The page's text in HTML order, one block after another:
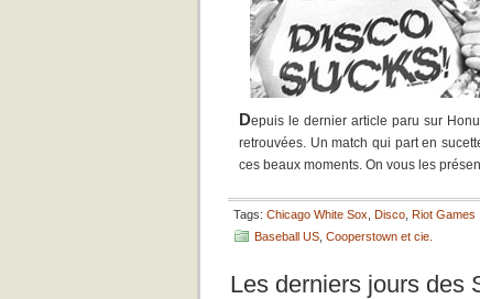
Depuis le dernier article paru sur
retrouvées. Un match qui part en
ces beaux moments. On vous les
Tags: Chicago White Sox Disco Riot Games
Baseball US Cooperstown et cie.
Les derniers jours des